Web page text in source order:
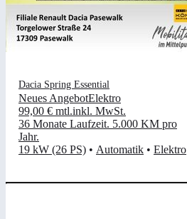
Dacia Spring Essential
Neues AngebotElektro
99,00 € mtl.inkl. MwSt.
36 Monate Laufzeit. 5.000 KM pro
Jahr.
19 kW (26 PS) • Automatik • Elektro